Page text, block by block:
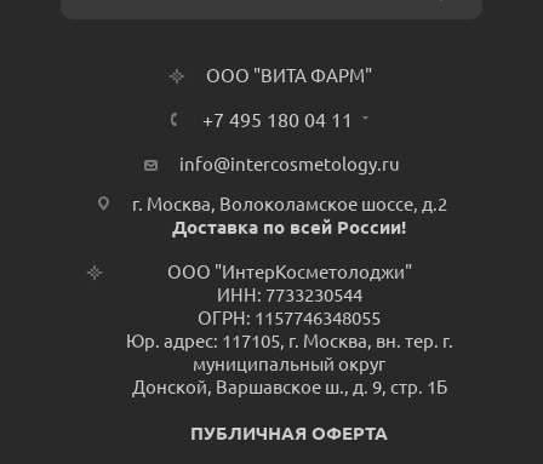
ООО "ВИТА ФАРМ"
+7 495 180 04 11
info@intercosmetology.ru
г. Москва, Волоколамское шоссе, д.2
Доставка по всей России!
ООО "ИнтерКосметолоджи"
ИНН: 7733230544
ОГРН: 1157746348055
Юр. адрес: 117105, г. Москва, вн. тер. г.
муниципальный округ
Донской, Варшавское ш., д. 9, стр. 1Б
ПУБЛИЧНАЯ ОФЕРТА